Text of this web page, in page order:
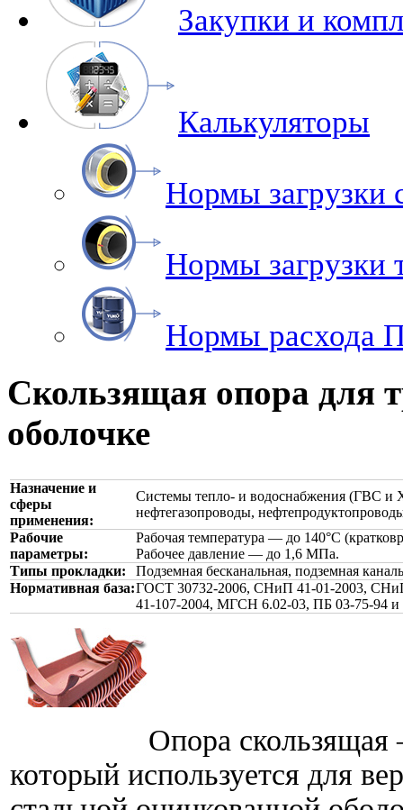
Закупки и
Калькуляторы
Нормы загрузки
Нормы
Нормы расхода
Скользящая опора для
оболочке
Назначение и
сферы
применения:
Системы тепло- и водоснабжения (ГВС и
нефтегазопроводы,
Рабочие
параметры:
Рабочая температура — до 140°С
Рабочее давление — до 1,6 МПа.
Типы прокладки:
Подземная бесканальная, подземная
Нормативная база:ГОСТ 30732-2006, СНиП 41-01-2003,
41-107-2004, МГСН 6.02-03, ПБ 03-75-94 и
Опора скользящая
который используется для